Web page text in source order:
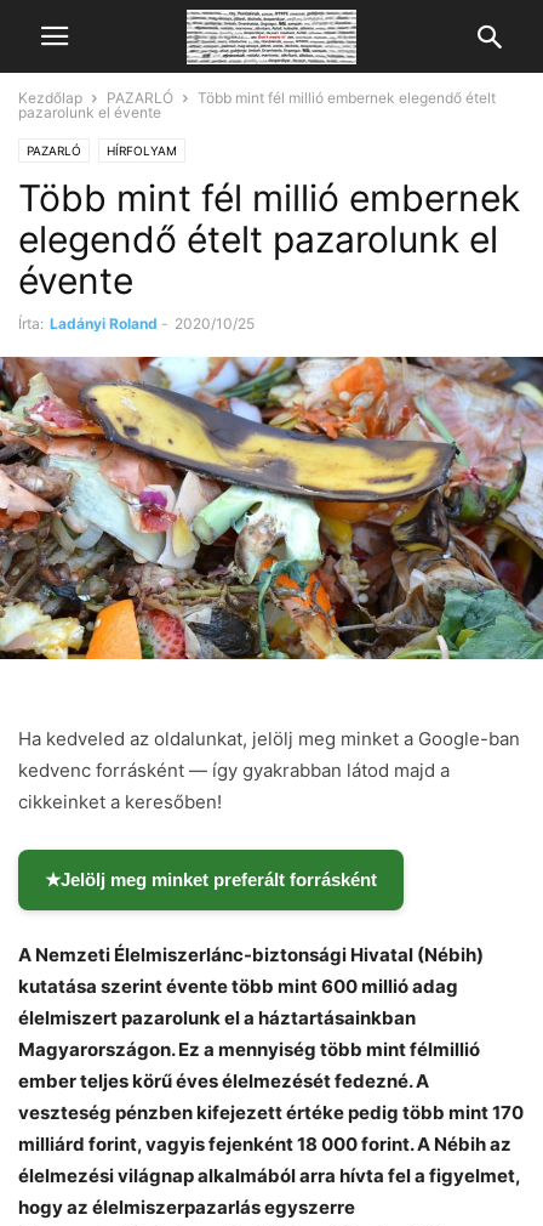
Kezdőlap PAZARLÓ
Több mint fél millió embernek elegendő ételt
pazarolunk el évente
PAZARLÓ HÍRFOLYAM
Több mint fél millió embernek
elegendő ételt pazarolunk el
évente
Írta: Ladányi Roland - 2020/10/25
Ha kedveled az oldalunkat, jelölj meg minket a Google-ban
kedvenc forrásként — így gyakrabban látod majd a
cikkeinket a keresőben!
★Jelölj meg minket preferált forrásként
A Nemzeti Élelmiszerlánc-biztonsági Hivatal (Nébih)
kutatása szerint évente több mint 600 millió adag
élelmiszert pazarolunk el a háztartásainkban
Magyarországon. Ez a mennyiség több mint félmillió
ember teljes körű éves élelmezését fedezné. A
veszteség pénzben kifejezett értéke pedig több mint 170
milliárd forint, vagyis fejenként 18 000 forint. A Nébih az
élelmezési világnap alkalmából arra hívta fel a figyelmet,
hogy az élelmiszerpazarlás egyszerre